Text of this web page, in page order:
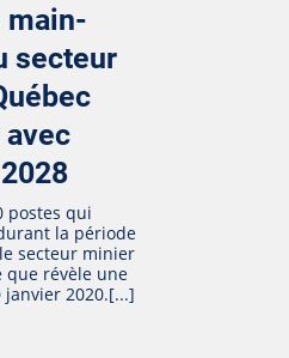
main-
secteur
postes qui
la période
secteur minier
que révèle une
2020.[...]